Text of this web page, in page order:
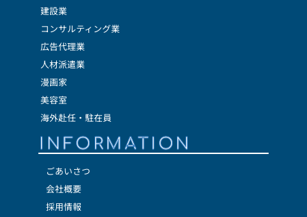
建設業
コンサルティング業
広告代理業
人材派遣業
漫画家
美容室
海外赴任・駐在員
INFORMATION
ごあいさつ
会社概要
採用情報